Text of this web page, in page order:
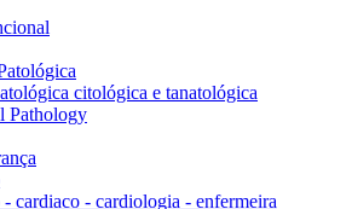
citológica e tanatológica
Pathology
- cardiaco - cardiologia - enfermeira